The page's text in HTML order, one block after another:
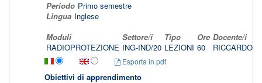
Periodo Primo semestre
Lingua Inglese
Moduli
Settore/i Tipo Ore Docente/i
RADIOPROTEZIONE ING-IND/20 LEZIONI 60 RICCARDO
Esporta in pdf
Obiettivi di apprendimento